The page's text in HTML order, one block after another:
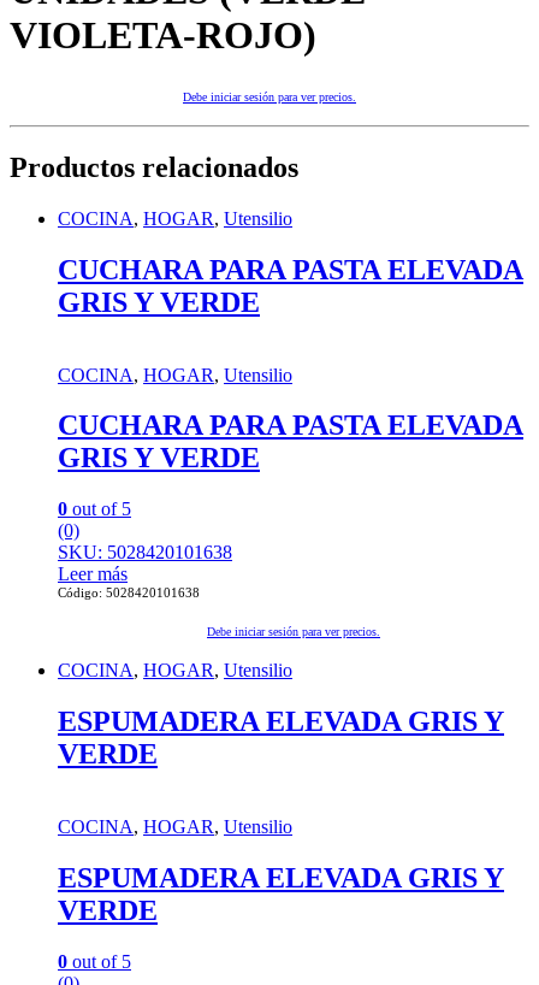
VIOLETA-ROJO)
Debe iniciar sesión para ver precios.
Productos relacionados
COCINA, HOGAR, Utensilio
CUCHARA PARA PASTA ELEVADA
GRIS Y VERDE
COCINA, HOGAR, Utensilio
CUCHARA PARA PASTA ELEVADA
GRIS Y VERDE
0 out of 5
(0)
SKU: 5028420101638
Leer más
Código: 5028420101638
Debe iniciar sesión para ver precios.
COCINA, HOGAR, Utensilio
ESPUMADERA ELEVADA GRIS Y
VERDE
COCINA, HOGAR, Utensilio
ESPUMADERA ELEVADA GRIS Y
VERDE
0 out of 5